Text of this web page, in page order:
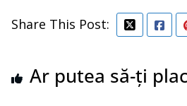
Share This Post:
Ar putea să-ți